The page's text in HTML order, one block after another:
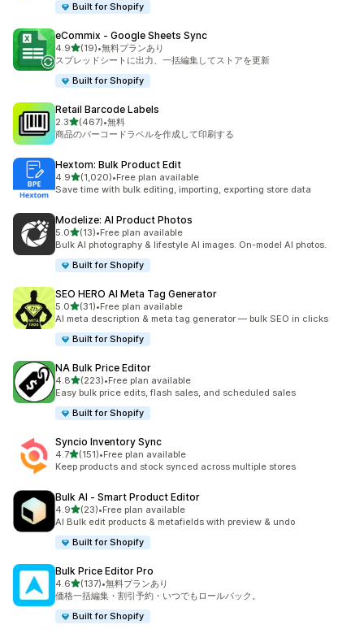
Built for Shopify
eCommix ‑ Google Sheets Sync
4.95つ星中
(19)
合計レビュー数：19件
•無料プランあり
スプレッドシートに出力、一括編集してストアを更新
Built for Shopify
Retail Barcode Labels
2.35つ星中
(467)
合計レビュー数：467件
•無料
商品のバーコードラベルを作成して印刷する
Hextom: Bulk Product Edit
4.95つ星中
(1,020)
合計レビュー数：1020件
•Free plan available
Save time with bulk editing, importing, exporting store data
Modelize: AI Product Photos
5.05つ星中
(13)
合計レビュー数：13件
•Free plan available
Bulk AI photography & lifestyle AI images. On-model AI photos.
Built for Shopify
SEO HERO AI Meta Tag Generator
5.05つ星中
(31)
合計レビュー数：31件
•Free plan available
AI meta description & meta tag generator — bulk SEO in clicks
Built for Shopify
NA Bulk Price Editor
4.85つ星中
(223)
合計レビュー数：223件
•Free plan available
Easy bulk price edits, flash sales, and scheduled sales
Built for Shopify
Syncio Inventory Sync
4.75つ星中
(151)
合計レビュー数：151件
•Free plan available
Keep products and stock synced across multiple stores
Bulk AI ‑ Smart Product Editor
4.95つ星中
(23)
合計レビュー数：23件
•Free plan available
AI Bulk edit products & metafields with preview & undo
Built for Shopify
Bulk Price Editor Pro
4.65つ星中
(137)
合計レビュー数：137件
•無料プランあり
価格一括編集・割引予約・いつでもロールバック。
Built for Shopify